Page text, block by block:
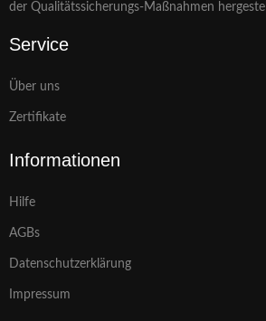
der Qualitätssicherungs-Maßnahmen
Service
Über uns
Zertifikate
Informationen
Hilfe
AGBs
Datenschutzerklärung
Impressum